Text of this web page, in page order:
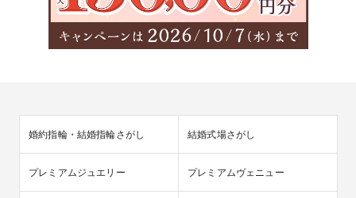
婚約指輪・結婚指輪さがし 結婚式場さがし
プレミアムジュエリー プレミアムヴェニュー